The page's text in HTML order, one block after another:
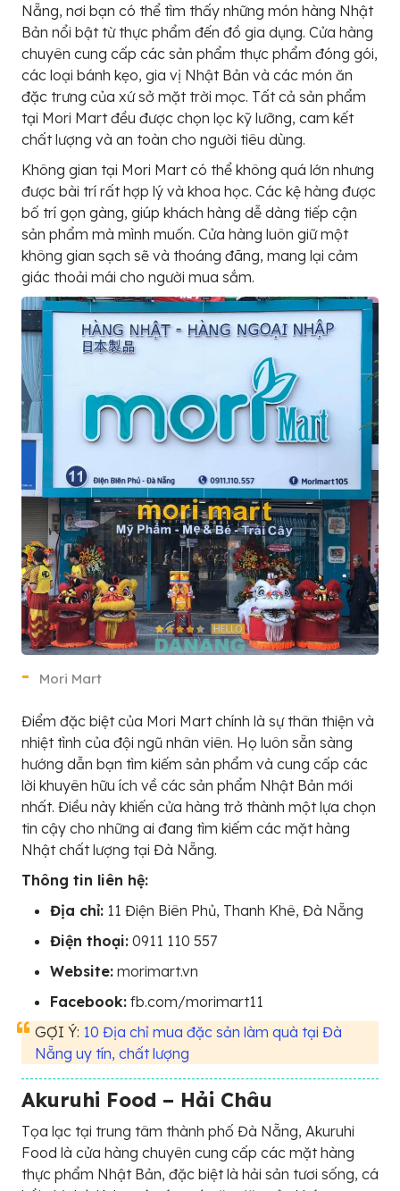
Nẵng, nơi bạn có thể tìm thấy những món hàng Nhật
Bản nổi bật từ thực phẩm đến đồ gia dụng. Cửa hàng
chuyên cung cấp các sản phẩm thực phẩm đóng gói,
các loại bánh kẹo, gia vị Nhật Bản và các món ăn
đặc trưng của xứ sở mặt trời mọc. Tất cả sản phẩm
tại Mori Mart đều được chọn lọc kỹ lưỡng, cam kết
chất lượng và an toàn cho người tiêu dùng.
Không gian tại Mori Mart có thể không quá lớn nhưng
được bài trí rất hợp lý và khoa học. Các kệ hàng được
bố trí gọn gàng, giúp khách hàng dễ dàng tiếp cận
sản phẩm mà mình muốn. Cửa hàng luôn giữ một
không gian sạch sẽ và thoáng đãng, mang lại cảm
giác thoải mái cho người mua sắm.
Mori Mart
Điểm đặc biệt của Mori Mart chính là sự thân thiện và
nhiệt tình của đội ngũ nhân viên. Họ luôn sẵn sàng
hướng dẫn bạn tìm kiếm sản phẩm và cung cấp các
lời khuyên hữu ích về các sản phẩm Nhật Bản mới
nhất. Điều này khiến cửa hàng trở thành một lựa chọn
tin cậy cho những ai đang tìm kiếm các mặt hàng
Nhật chất lượng tại Đà Nẵng.
Thông tin liên hệ:
Địa chỉ: 11 Điện Biên Phủ, Thanh Khê, Đà Nẵng
Điện thoại: 0911 110 557
Website: morimart.vn
Facebook: fb.com/morimart11
GỢI Ý: 10 Địa chỉ mua đặc sản làm quà tại Đà
Nẵng uy tín, chất lượng
Akuruhi Food – Hải Châu
Tọa lạc tại trung tâm thành phố Đà Nẵng, Akuruhi
Food là cửa hàng chuyên cung cấp các mặt hàng
thực phẩm Nhật Bản, đặc biệt là hải sản tươi sống, cá